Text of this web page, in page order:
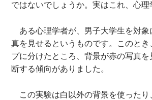
ではないでしょうか。実はこれ、心理
ある心理学者が、男子大学生を対象
真を見せるというものです。このと
プに分けたところ、背景が赤の写真
断する傾向がありました。
この実験は白以外の背景を使ったり